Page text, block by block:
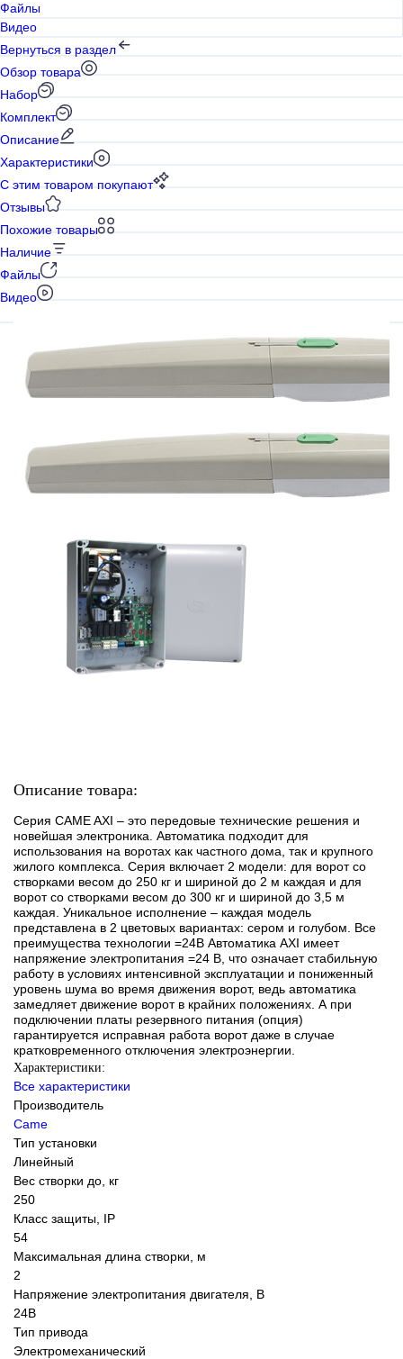
Файлы
Видео
Вернуться в раздел
Обзор товара
Набор
Комплект
Описание
Характеристики
С этим товаром покупают
Отзывы
Похожие товары
Наличие
Файлы
Видео
Описание товара:
Серия CAME AXI – это передовые технические решения и
новейшая электроника. Автоматика подходит для
использования на воротах как частного дома, так и крупного
жилого комплекса. Серия включает 2 модели: для ворот со
створками весом до 250 кг и шириной до 2 м каждая и для
ворот со створками весом до 300 кг и шириной до 3,5 м
каждая. Уникальное исполнение – каждая модель
представлена в 2 цветовых вариантах: сером и голубом. Все
преимущества технологии =24В Автоматика AXI имеет
напряжение электропитания =24 В, что означает стабильную
работу в условиях интенсивной эксплуатации и пониженный
уровень шума во время движения ворот, ведь автоматика
замедляет движение ворот в крайних положениях. А при
подключении платы резервного питания (опция)
гарантируется исправная работа ворот даже в случае
кратковременного отключения электроэнергии.
Характеристики:
Все характеристики
Производитель
Came
Тип установки
Линейный
Вес створки до, кг
250
Класс защиты, IP
54
Максимальная длина створки, м
2
Напряжение электропитания двигателя, В
24В
Тип привода
Электромеханический